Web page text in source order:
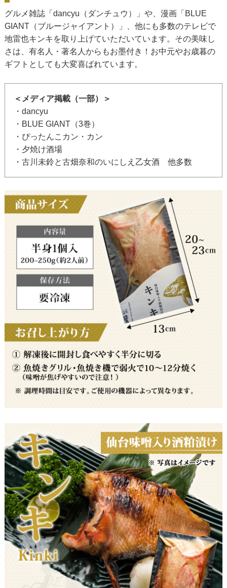
グルメ雑誌「dancyu（ダンチュウ）」や、漫画「BLUE
GIANT（ブルージャイアント）」、他にも多数のテレビで
地雷也キンキを取り上げていただいています。その美味し
さは、有名人・著名人からもお墨付き！お中元やお歳暮の
ギフトとしても大変喜ばれています。
＜メディア掲載（一部）＞
・dancyu
・BLUE GIANT（3巻）
・ぴったんこカン・カン
・夕焼け酒場
・古川未鈴と古畑奈和のいにしえ乙女酒 他多数